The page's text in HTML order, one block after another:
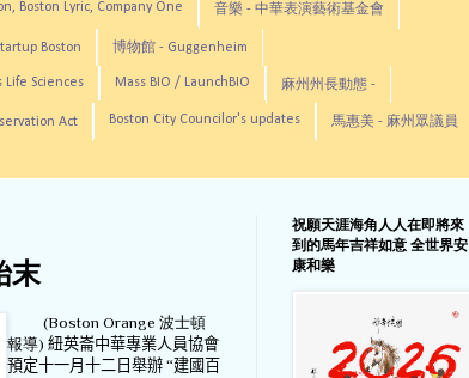
Boston Lyric, Company One 音樂 - 中華表演藝術基金會
Boston 博物館 - Guggenheim
Life Sciences Mass BIO / LaunchBIO 麻州州長動態 -
Act Boston City Councilor's updates 馬惠美 - 麻州眾議員
末
(Boston Orange 波士頓
報導) 紐英崙中華專業人員協會
預定十一月十二日舉辦 “建國百
祝願天涯海角人人在即將來
到的馬年吉祥如意 全世界安
康和樂